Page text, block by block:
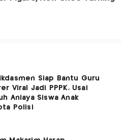
Siap Bantu Guru
Viral Jadi PPPK, Usai
Aniaya Siswa Anak
Polisi